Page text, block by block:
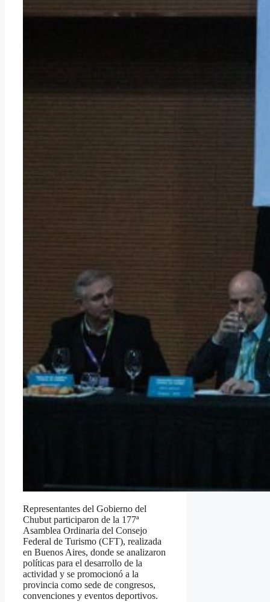
Representantes del Gobierno del
Chubut participaron de la 177ª
Asamblea Ordinaria del Consejo
Federal de Turismo (CFT), realizada
en Buenos Aires, donde se analizaron
políticas para el desarrollo de la
actividad y se promocionó a la
provincia como sede de congresos,
convenciones y eventos deportivos.